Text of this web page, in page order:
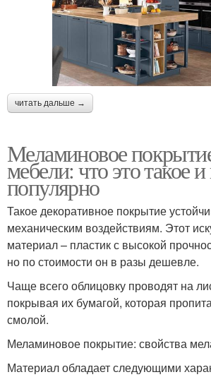
читать дальше →
Меламиновое
мебели: что это такое
популярно
Такое декоративное покрытие
механическим воздействиям. Этот
материал – пластик с высокой
но по стоимости он в разы дешевле.
Чаще всего облицовку проводят на
покрывая их бумагой, которая
смолой.
Меламиновое покрытие: свойства
Материал обладает следующими